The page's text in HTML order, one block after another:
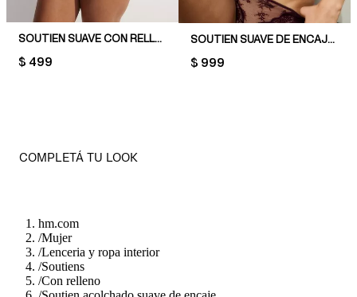
SOUTIEN SUAVE CON RELLENO SEAMLESS
PRICE:
$ 499
SOUTIEN SUAVE DE ENCAJE CON RELLENO
PRICE:
$ 999
COMPLETÁ TU LOOK
hm.com
/Mujer
/Lenceria y ropa interior
/Soutiens
/Con relleno